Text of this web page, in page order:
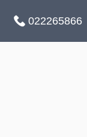
022265866